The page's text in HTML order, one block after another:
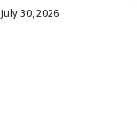
July 30, 2026